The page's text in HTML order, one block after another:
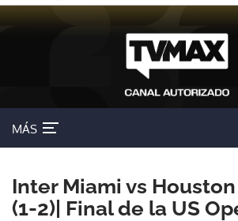
MÁS
Inter Miami vs
(1-2)| Final de la US